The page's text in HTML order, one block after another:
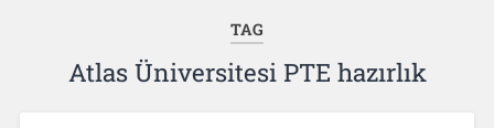
TAG
Atlas Üniversitesi PTE hazırlık